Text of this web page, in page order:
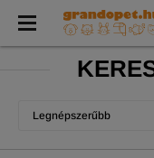
Legnépszerűbb